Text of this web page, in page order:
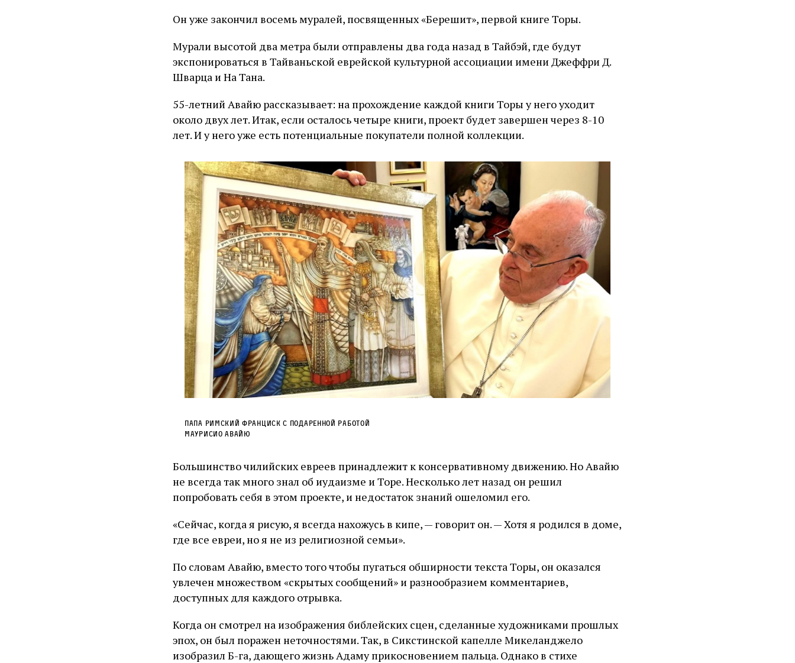
Он уже закончил восемь муралей, посвященных «Берешит», первой книге Торы.
Мурали высотой два метра были отправлены два года назад в Тайбэй, где будут
экспонироваться в Тайваньской еврейской культурной ассоциации имени Джеффри Д.
Шварца и На Тана.
55-летний Авайю рассказывает: на прохождение каждой книги Торы у него уходит
около двух лет. Итак, если осталось четыре книги, проект будет завершен через 8-10
лет. И у него уже есть потенциальные покупатели полной коллекции.
Папа римский Франциск с подаренной работой
Маурисио Авайю
Большинство чилийских евреев принадлежит к консервативному движению. Но Авайю
не всегда так много знал об иудаизме и Торе. Несколько лет назад он решил
попробовать себя в этом проекте, и недостаток знаний ошеломил его.
«Сейчас, когда я рисую, я всегда нахожусь в кипе, — говорит он. — Хотя я родился в доме,
где все евреи, но я не из религиозной семьи».
По словам Авайю, вместо того чтобы пугаться обширности текста Торы, он оказался
увлечен множеством «скрытых сообщений» и разнообразием комментариев,
доступных для каждого отрывка.
Когда он смотрел на изображения библейских сцен, сделанные художниками прошлых
эпох, он был поражен неточностями. Так, в Сикстинской капелле Микеланджело
изобразил Б-га, дающего жизнь Адаму прикосновением пальца. Однако в стихе